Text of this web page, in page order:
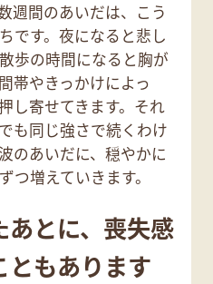
週間のあいだは、こう
です。夜になると悲し
歩の時間になると胸が
やきっかけによっ
し寄せてきます。それ
も同じ強さで続くわけ
のあいだに、穏やかに
つ増えていきます。
あとに、喪失感
ともあります